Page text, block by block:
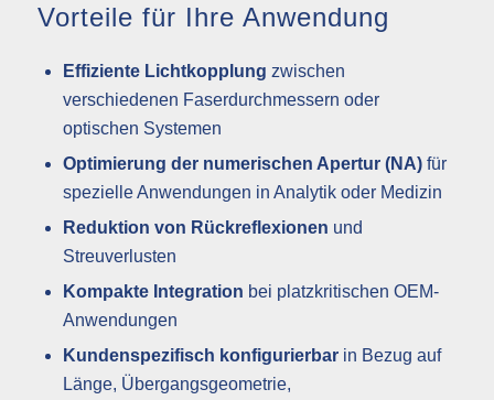
Vorteile für Ihre Anwendung
Effiziente Lichtkopplung zwischen
verschiedenen Faserdurchmessern oder
optischen Systemen
Optimierung der numerischen Apertur (NA)für
spezielle Anwendungen in Analytik oder Medizin
Reduktion von Rückreflexionen und
Streuverlusten
Kompakte Integration bei platzkritischen OEM-
Anwendungen
Kundenspezifisch konfigurierbarin Bezug auf
Länge, Übergangsgeometrie,